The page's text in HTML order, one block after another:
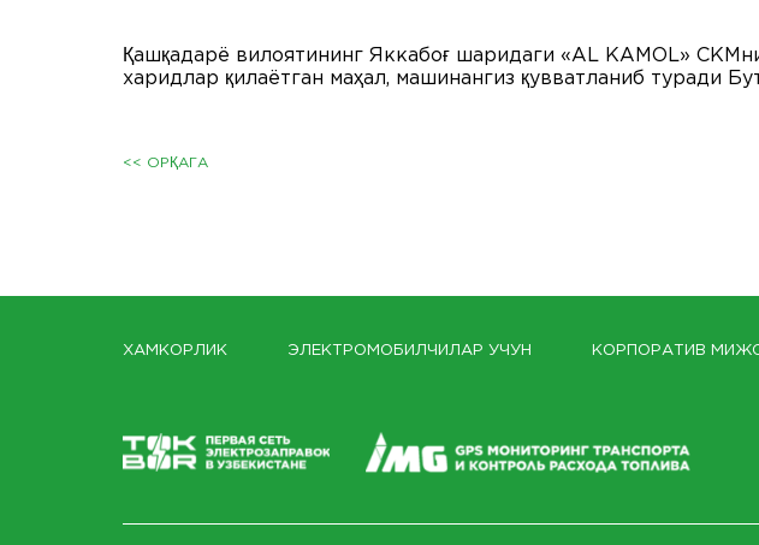
Қашқадарё вилоятининг Яккабоғ шаридаги «AL KAMOL»
харидлар қилаётган маҳал, машинангиз қувватланиб туради
<< ОРҚАГА
ХАМКОРЛИК ЭЛЕКТРОМОБИЛЧИЛАР УЧУН КОРПОРАТИВ